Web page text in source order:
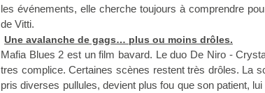
les événements, elle cherche toujours à comprendre
de Vitti.
Une avalanche de gags… plus ou moins drôles.
Mafia Blues 2 est un film bavard. Le duo De Niro -
tres complice. Certaines scènes restent très drôles. La
pris diverses pullules, devient plus fou que son patient,